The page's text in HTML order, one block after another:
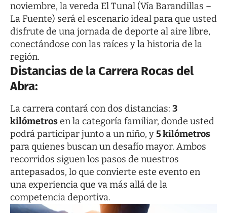
noviembre, la vereda El Tunal (Vía Barandillas –
La Fuente) será el escenario ideal para que usted
disfrute de una jornada de deporte al aire libre,
conectándose con las raíces y la historia de la
región.
Distancias de la Carrera Rocas del
Abra:
La carrera contará con dos distancias: 3
kilómetrosen la categoría familiar, donde usted
podrá participar junto a un niño, y5 kilómetros
para quienes buscan un desafío mayor. Ambos
recorridos siguen los pasos de nuestros
antepasados, lo que convierte este evento en
una experiencia que va más allá de la
competencia deportiva.